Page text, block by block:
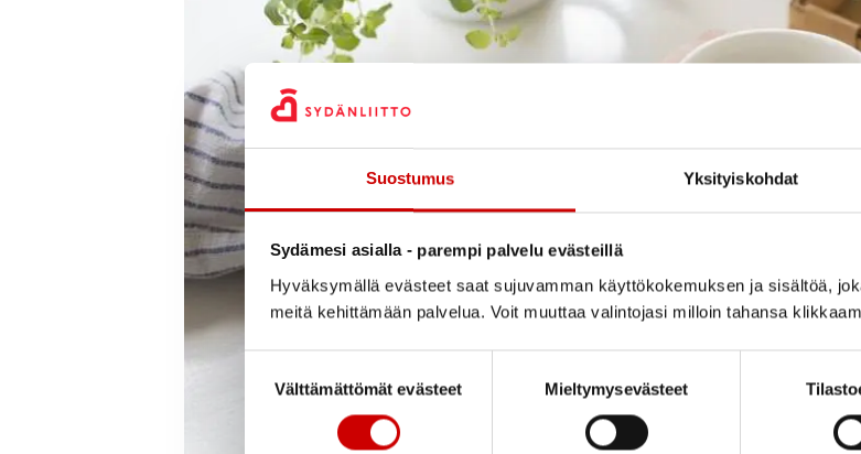
Suostumus Yksityiskohdat
Sydämesi asialla - parempi palvelu evästeillä
Hyväksymällä evästeet saat sujuvamman käyttökokemuksen ja sisältöä,
meitä kehittämään palvelua. Voit muuttaa valintojasi milloin tahansa
Välttämättömät evästeet
Mieltymysevästeet